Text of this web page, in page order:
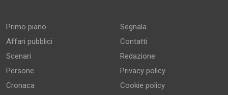
Primo piano
Affari pubblici
Scenari
Persone
Cronaca
Segnala
Contatti
Redazione
Privacy policy
Cookie policy